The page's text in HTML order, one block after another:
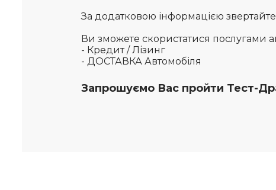
За додатковою інформацією
Ви зможете скористатися послугами
- Кредит / Лізинг
- ДОСТАВКА Автомобіля
Запрошуємо Вас пройти Тест-